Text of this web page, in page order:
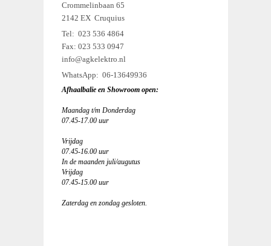
Crommelinbaan 65
2142 EX Cruquius
Tel: 023 536 4864
Fax: 023 533 0947
info@agkelektro.nl
WhatsApp: 06-13649936
Afhaalbalie en Showroom open:
Maandag t/m Donderdag
07.45-17.00 uur
Vrijdag
07.45-16.00 uur
In de maanden juli/augutus
Vrijdag
07.45-15.00 uur
Zaterdag en zondag gesloten.